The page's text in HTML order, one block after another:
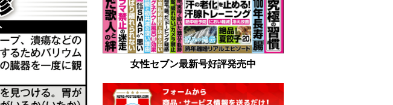
女性セブン最新号好評発売中